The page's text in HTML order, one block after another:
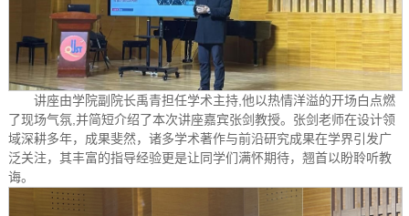
讲座由学院副院长禹青担任学术主持,他以热情洋溢的开场白点燃
了现场气氛,并简短介绍了本次讲座嘉宾张剑教授。张剑老师在设计领
域深耕多年，成果斐然，诸多学术著作与前沿研究成果在学界引发广
泛关注，其丰富的指导经验更是让同学们满怀期待，翘首以盼聆听教
诲。